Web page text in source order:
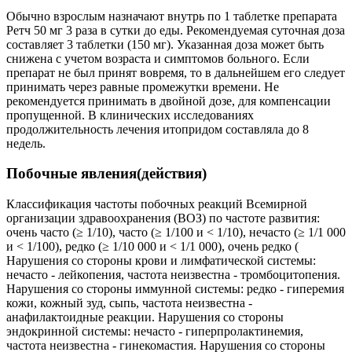
Обычно взрослым назначают внутрь по 1 таблетке препарата
Ретч 50 мг 3 раза в сутки до еды. Рекомендуемая суточная доза
составляет 3 таблетки (150 мг). Указанная доза может быть
снижена с учетом возраста и симптомов больного. Если
препарат не был принят вовремя, то в дальнейшем его следует
принимать через равные промежутки времени. Не
рекомендуется принимать в двойной дозе, для компенсации
пропущенной. В клинических исследованиях
продолжительность лечения итопридом составляла до 8
недель.
Побочные явления(действия)
Классификация частоты побочных реакций Всемирной
организации здравоохранения (ВОЗ) по частоте развития:
очень часто (≥ 1/10), часто (≥ 1/100 и < 1/10), нечасто (≥ 1/1 000
и < 1/100), редко (≥ 1/10 000 и < 1/1 000), очень редко (
Нарушения со стороны крови и лимфатической системы:
нечасто - лейкопения, частота неизвестна - тромбоцитопения.
Нарушения со стороны иммунной системы: редко - гиперемия
кожи, кожный зуд, сыпь, частота неизвестна -
анафилактоидные реакции. Нарушения со стороны
эндокринной системы: нечасто - гиперпролактинемия,
частота неизвестна - гинекомастия. Нарушения со стороны